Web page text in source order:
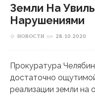
Земли На
Нарушениями
НОВОСТИ on 28.10.2020
Прокуратура
достаточно
реализации земли на